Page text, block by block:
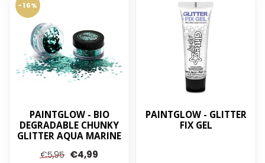
-16%
PAINTGLOW - BIO
DEGRADABLE CHUNKY
GLITTER AQUA MARINE
€5,95 €4,99
PAINTGLOW - GLITTER
FIX GEL